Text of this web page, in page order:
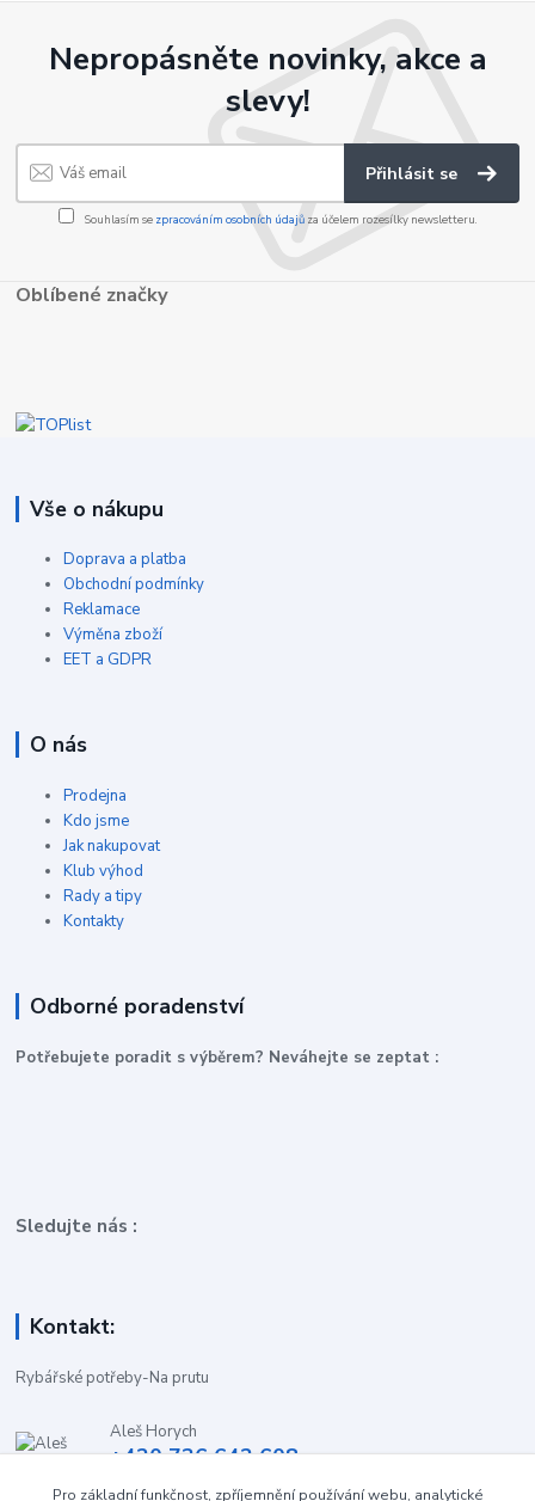
Nepropásněte novinky, akce a
slevy!
Přihlásit se
Souhlasím se zpracováním osobních údajůza účelem rozesílky newsletteru.
Oblíbené značky
Vše o nákupu
Doprava a platba
Obchodní podmínky
Reklamace
Výměna zboží
EET a GDPR
O nás
Prodejna
Kdo jsme
Jak nakupovat
Klub výhod
Rady a tipy
Kontakty
Odborné poradenství
Potřebujete poradit s výběrem? Neváhejte se zeptat :
Sledujte nás :
Kontakt:
Rybářské potřeby-Na prutu
Aleš Horych
+420 736 642 608
Pro základní funkčnost, zpříjemnění používání webu, analytické